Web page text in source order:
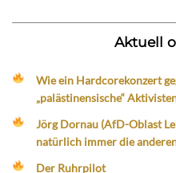
Aktuell
Wie ein Hardcorekonzert
„palästinensische“
Jörg Dornau (AfD-Oblast
natürlich immer die
Der Ruhrpilot